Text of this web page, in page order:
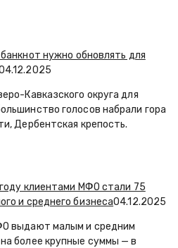
нужно обновлять для
Кавказского округа для
голосов набрали гора
Дербентская крепость.
клиентами МФО стали 75
и среднего бизнеса04.12.2025
выдают малым и средним
более крупные суммы — в